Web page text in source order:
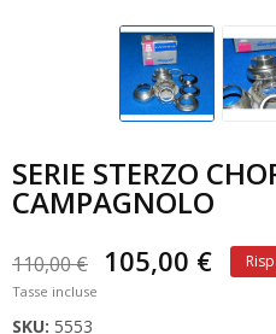
SERIE STERZO
CAMPAGNOLO
110,00 € 105,00 €
Tasse incluse
SKU: 5553